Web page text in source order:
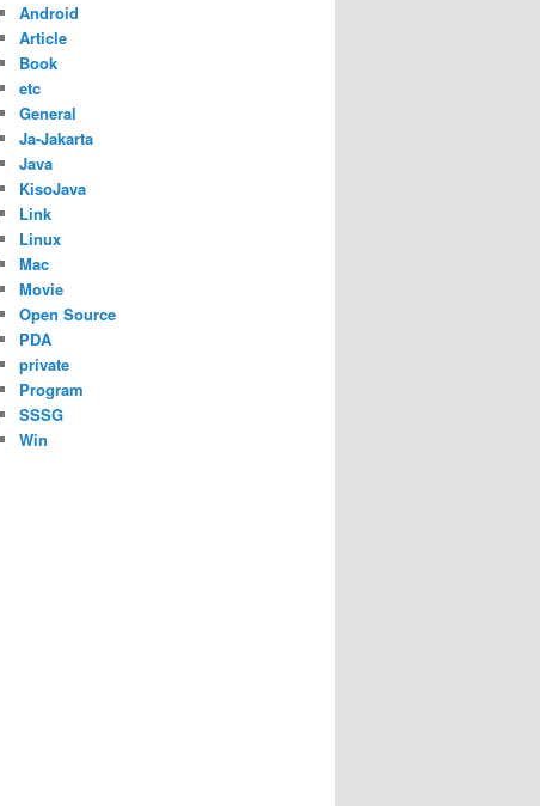
Android
Article
Book
etc
General
Ja-Jakarta
Java
KisoJava
Link
Linux
Mac
Movie
Open Source
PDA
private
Program
SSSG
Win